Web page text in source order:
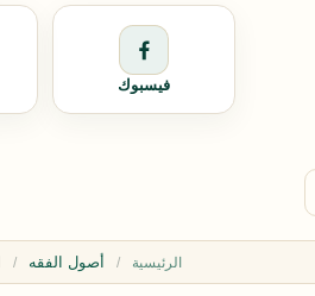
فيسبوك
الرئيسية أصول الفقه